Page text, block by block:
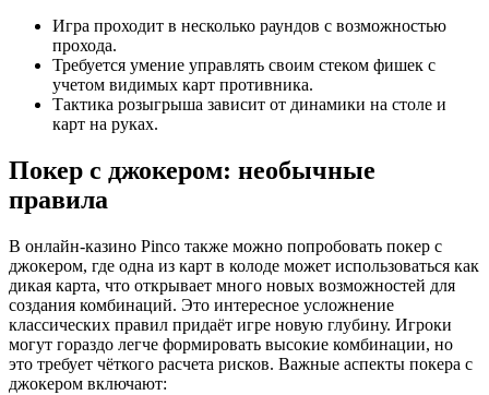
Игра проходит в несколько раундов с возможностью
прохода.
Требуется умение управлять своим стеком фишек с
учетом видимых карт противника.
Тактика розыгрыша зависит от динамики на столе и
карт на руках.
Покер с джокером: необычные
правила
В онлайн-казино Pinco также можно попробовать покер с
джокером, где одна из карт в колоде может использоваться как
дикая карта, что открывает много новых возможностей для
создания комбинаций. Это интересное усложнение
классических правил придаёт игре новую глубину. Игроки
могут гораздо легче формировать высокие комбинации, но
это требует чёткого расчета рисков. Важные аспекты покера с
джокером включают: